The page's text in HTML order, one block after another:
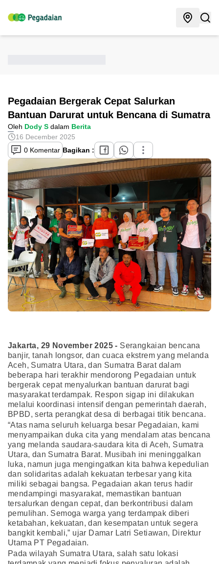
Pegadaian Bergerak Cepat Salurkan
Bantuan Darurat untuk Bencana di Sumatra
Oleh Dody S dalam Berita
16 December 2025
0 Komentar Bagikan :
Jakarta, 29 November 2025 - Serangkaian bencana
banjir, tanah longsor, dan cuaca ekstrem yang melanda
Aceh, Sumatra Utara, dan Sumatra Barat dalam
beberapa hari terakhir mendorong Pegadaian untuk
bergerak cepat menyalurkan bantuan darurat bagi
masyarakat terdampak. Respon sigap ini dilakukan
melalui koordinasi intensif dengan pemerintah daerah,
BPBD, serta perangkat desa di berbagai titik bencana.
“Atas nama seluruh keluarga besar Pegadaian, kami
menyampaikan duka cita yang mendalam atas bencana
yang melanda saudara-saudara kita di Aceh, Sumatra
Utara, dan Sumatra Barat. Musibah ini meninggalkan
luka, namun juga mengingatkan kita bahwa kepedulian
dan solidaritas adalah kekuatan terbesar yang kita
miliki sebagai bangsa. Pegadaian akan terus hadir
mendampingi masyarakat, memastikan bantuan
tersalurkan dengan cepat, dan berkontribusi dalam
pemulihan. Semoga warga yang terdampak diberi
ketabahan, kekuatan, dan kesempatan untuk segera
bangkit kembali,” ujar Damar Latri Setiawan, Direktur
Utama PT Pegadaian.
Pada wilayah Sumatra Utara, salah satu lokasi